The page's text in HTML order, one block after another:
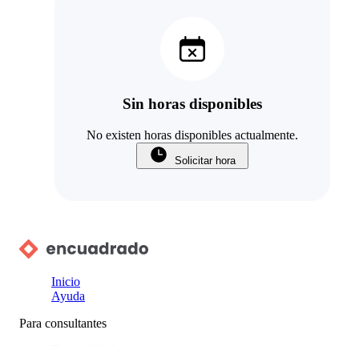
Sin horas disponibles
No existen horas disponibles actualmente.
Solicitar hora
Inicio
Ayuda
Para consultantes